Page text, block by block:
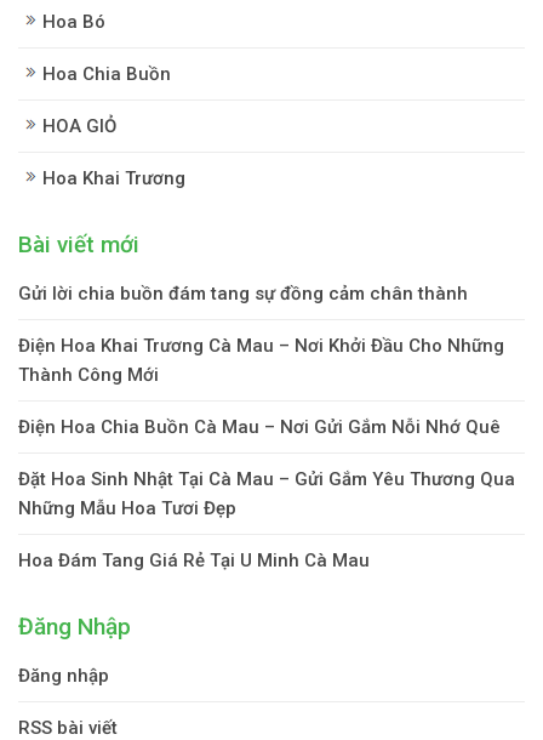
Hoa Bó
Hoa Chia Buồn
HOA GIỎ
Hoa Khai Trương
Bài viết mới
Gửi lời chia buồn đám tang sự đồng cảm chân thành
Điện Hoa Khai Trương Cà Mau – Nơi Khởi Đầu Cho Những
Thành Công Mới
Điện Hoa Chia Buồn Cà Mau – Nơi Gửi Gắm Nỗi Nhớ Quê
Đặt Hoa Sinh Nhật Tại Cà Mau – Gửi Gắm Yêu Thương Qua
Những Mẫu Hoa Tươi Đẹp
Hoa Đám Tang Giá Rẻ Tại U Minh Cà Mau
Đăng Nhập
Đăng nhập
RSS bài viết